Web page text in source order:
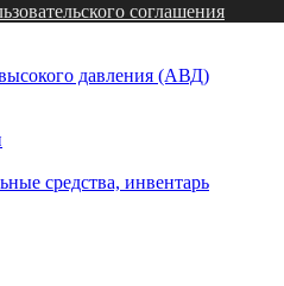
соглашения
давления (АВД)
средства, инвентарь